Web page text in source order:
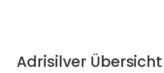
Adrisilver Übersicht